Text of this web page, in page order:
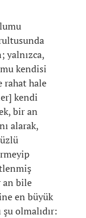
yalnızca,
kendisi
hale
kendi
bir an
alarak,
bile
en büyük
şu olmalıdır: